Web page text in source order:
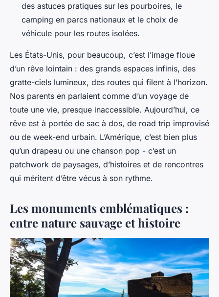
des astuces pratiques sur les pourboires, le
camping en parcs nationaux et le choix de
véhicule pour les routes isolées.
Les États-Unis, pour beaucoup, c’est l’image floue
d’un rêve lointain : des grands espaces infinis, des
gratte-ciels lumineux, des routes qui filent à l’horizon.
Nos parents en parlaient comme d’un voyage de
toute une vie, presque inaccessible. Aujourd’hui, ce
rêve est à portée de sac à dos, de road trip improvisé
ou de week-end urbain. L’Amérique, c’est bien plus
qu’un drapeau ou une chanson pop - c’est un
patchwork de paysages, d’histoires et de rencontres
qui méritent d’être vécus à son rythme.
Les monuments emblématiques :
entre nature sauvage et histoire